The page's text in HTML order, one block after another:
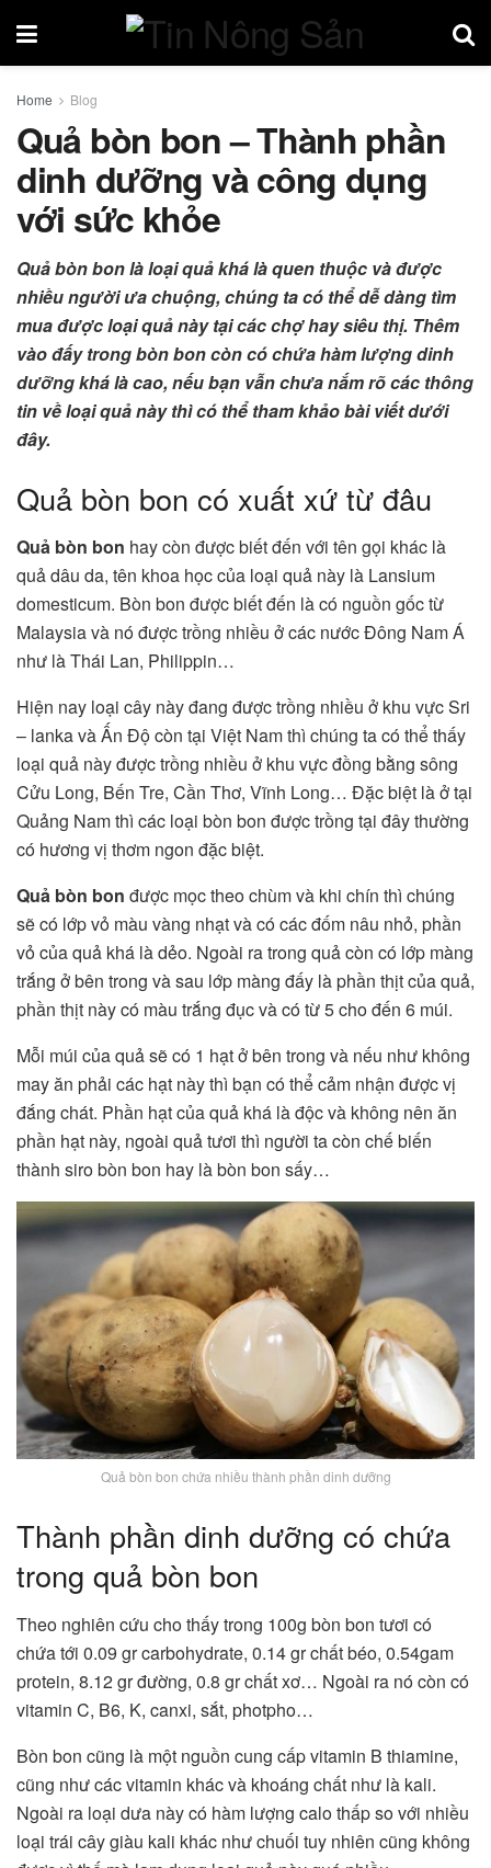
Home Blog
Quả bòn bon – Thành phần
dinh dưỡng và công dụng
với sức khỏe
Quả bòn bon là loại quả khá là quen thuộc và được
nhiều người ưa chuộng, chúng ta có thể dễ dàng tìm
mua được loại quả này tại các chợ hay siêu thị. Thêm
vào đấy trong bòn bon còn có chứa hàm lượng dinh
dưỡng khá là cao, nếu bạn vẫn chưa nắm rõ các thông
tin về loại quả này thì có thể tham khảo bài viết dưới
đây.
Quả bòn bon có xuất xứ từ đâu
Quả bòn bon hay còn được biết đến với tên gọi khác là
quả dâu da, tên khoa học của loại quả này là Lansium
domesticum. Bòn bon được biết đến là có nguồn gốc từ
Malaysia và nó được trồng nhiều ở các nước Đông Nam Á
như là Thái Lan, Philippin…
Hiện nay loại cây này đang được trồng nhiều ở khu vực Sri
– lanka và Ấn Độ còn tại Việt Nam thì chúng ta có thể thấy
loại quả này được trồng nhiều ở khu vực đồng bằng sông
Cửu Long, Bến Tre, Cần Thơ, Vĩnh Long… Đặc biệt là ở tại
Quảng Nam thì các loại bòn bon được trồng tại đây thường
có hương vị thơm ngon đặc biệt.
Quả bòn bon được mọc theo chùm và khi chín thì chúng
sẽ có lớp vỏ màu vàng nhạt và có các đốm nâu nhỏ, phần
vỏ của quả khá là dẻo. Ngoài ra trong quả còn có lớp màng
trắng ở bên trong và sau lớp màng đấy là phần thịt của quả,
phần thịt này có màu trắng đục và có từ 5 cho đến 6 múi.
Mỗi múi của quả sẽ có 1 hạt ở bên trong và nếu như không
may ăn phải các hạt này thì bạn có thể cảm nhận được vị
đắng chát. Phần hạt của quả khá là độc và không nên ăn
phần hạt này, ngoài quả tươi thì người ta còn chế biến
thành siro bòn bon hay là bòn bon sấy…
Quả bòn bon chứa nhiều thành phần dinh dưỡng
Thành phần dinh dưỡng có chứa
trong quả bòn bon
Theo nghiên cứu cho thấy trong 100g bòn bon tươi có
chứa tới 0.09 gr carbohydrate, 0.14 gr chất béo, 0.54gam
protein, 8.12 gr đường, 0.8 gr chất xơ… Ngoài ra nó còn có
vitamin C, B6, K, canxi, sắt, photpho…
Bòn bon cũng là một nguồn cung cấp vitamin B thiamine,
cũng như các vitamin khác và khoáng chất như là kali.
Ngoài ra loại dưa này có hàm lượng calo thấp so với nhiều
loại trái cây giàu kali khác như chuối tuy nhiên cũng không